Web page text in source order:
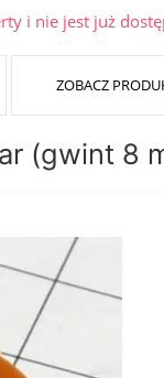
i nie jest już
ZOBACZ
(gwint 8